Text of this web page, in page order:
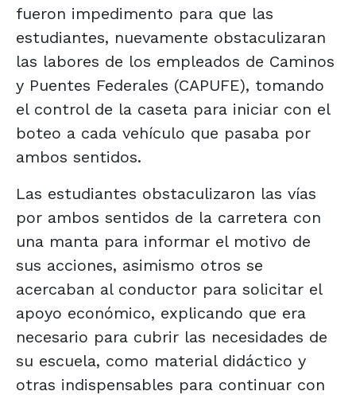
fueron impedimento para que las
estudiantes, nuevamente obstaculizaran
las labores de los empleados de Caminos
y Puentes Federales (CAPUFE), tomando
el control de la caseta para iniciar con el
boteo a cada vehículo que pasaba por
ambos sentidos.
Las estudiantes obstaculizaron las vías
por ambos sentidos de la carretera con
una manta para informar el motivo de
sus acciones, asimismo otros se
acercaban al conductor para solicitar el
apoyo económico, explicando que era
necesario para cubrir las necesidades de
su escuela, como material didáctico y
otras indispensables para continuar con